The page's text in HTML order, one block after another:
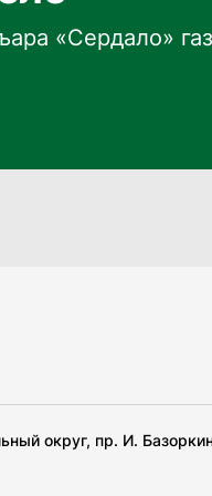
«Сердало»
округ, пр. И.